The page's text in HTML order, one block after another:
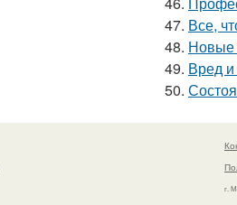
47. Все,
48. Новые
49. Вред и
50.
г.